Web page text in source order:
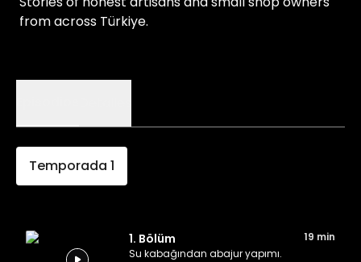
from across Türkiye.
Temporada 1
1. Bölüm
19 min
Su kabağından abajur yapımı.